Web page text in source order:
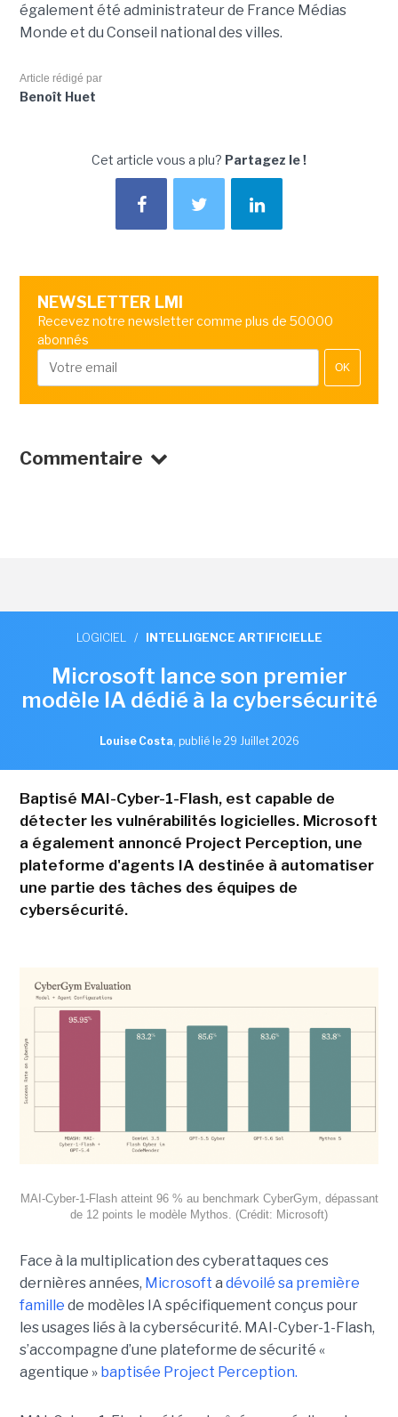
également été administrateur de France Médias
Monde et du Conseil national des villes.
Article rédigé par
Benoît Huet
Cet article vous a plu? Partagez le !
NEWSLETTER LMI
Recevez notre newsletter comme plus de 50000
abonnés
OK
Commentaire
LOGICIEL / INTELLIGENCE ARTIFICIELLE
Microsoft lance son premier
modèle IA dédié à la cybersécurité
Louise Costa, publié le 29 Juillet 2026
Baptisé MAI-Cyber-1-Flash, est capable de
détecter les vulnérabilités logicielles. Microsoft
a également annoncé Project Perception, une
plateforme d'agents IA destinée à automatiser
une partie des tâches des équipes de
cybersécurité.
MAI-Cyber-1-Flash atteint 96 % au benchmark CyberGym, dépassant
de 12 points le modèle Mythos. (Crédit: Microsoft)
Face à la multiplication des cyberattaques ces
dernières années, Microsoft a dévoilé sa première
famille de modèles IA spécifiquement conçus pour
les usages liés à la cybersécurité. MAI-Cyber-1-Flash,
s’accompagne d’une plateforme de sécurité «
agentique » baptisée Project Perception.